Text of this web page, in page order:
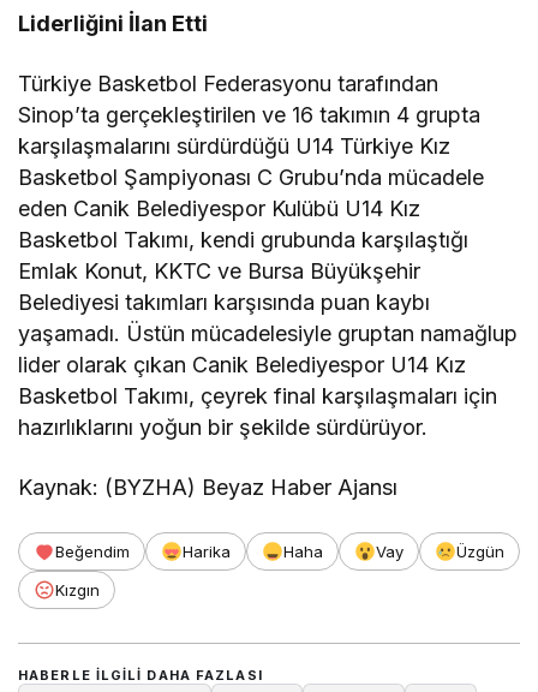
Liderliğini İlan Etti
Türkiye Basketbol Federasyonu tarafından
Sinop’ta gerçekleştirilen ve 16 takımın 4 grupta
karşılaşmalarını sürdürdüğü U14 Türkiye Kız
Basketbol Şampiyonası C Grubu’nda mücadele
eden Canik Belediyespor Kulübü U14 Kız
Basketbol Takımı, kendi grubunda karşılaştığı
Emlak Konut, KKTC ve Bursa Büyükşehir
Belediyesi takımları karşısında puan kaybı
yaşamadı. Üstün mücadelesiyle gruptan namağlup
lider olarak çıkan Canik Belediyespor U14 Kız
Basketbol Takımı, çeyrek final karşılaşmaları için
hazırlıklarını yoğun bir şekilde sürdürüyor.
Kaynak: (BYZHA) Beyaz Haber Ajansı
Beğendim Harika Haha Vay
Üzgün
Kızgın
HABERLE ILGILI DAHA FAZLASI